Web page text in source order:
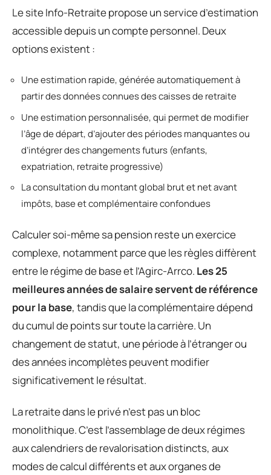
Le site Info-Retraite propose un service d’estimation
accessible depuis un compte personnel. Deux
options existent :
Une estimation rapide, générée automatiquement à
partir des données connues des caisses de retraite
Une estimation personnalisée, qui permet de modifier
l’âge de départ, d’ajouter des périodes manquantes ou
d’intégrer des changements futurs (enfants,
expatriation, retraite progressive)
La consultation du montant global brut et net avant
impôts, base et complémentaire confondues
Calculer soi-même sa pension reste un exercice
complexe, notamment parce que les règles diffèrent
entre le régime de base et l’Agirc-Arrco. Les 25
meilleures années de salaire servent de référence
pour la base, tandis que la complémentaire dépend
du cumul de points sur toute la carrière. Un
changement de statut, une période à l’étranger ou
des années incomplètes peuvent modifier
significativement le résultat.
La retraite dans le privé n’est pas un bloc
monolithique. C’est l’assemblage de deux régimes
aux calendriers de revalorisation distincts, aux
modes de calcul différents et aux organes de